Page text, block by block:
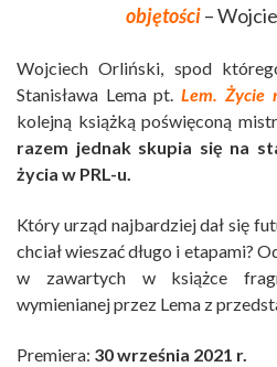
objętości–
Wojciech Orliński, spod
Stanisława Lema pt.Lem. Życie
kolejną książką poświęconą
razem jednak skupia się na
życia w PRL-u.
Który urząd najbardziej dał się
chciał wieszać długo i etapami?
w zawartych w książce
wymienianej przez Lema z
Premiera: 30 września 2021 r.